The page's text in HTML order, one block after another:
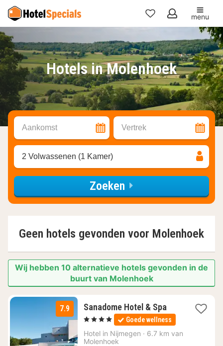
Mijn
favorieten
menu
Hotels in Molenhoek
Aankomst Vertrek
2 Volwassenen (1 Kamer)
Zoeken
Geen hotels gevonden voor Molenhoek
Wij hebben 10 alternatieve hotels gevonden in de
buurt van Molenhoek
7.9 Sanadome Hotel & Spa1
nacht
vanaf
€
, 4 Sterren Goede wellness
Hotel in Nijmegen · 6.7 km van
Molenhoek